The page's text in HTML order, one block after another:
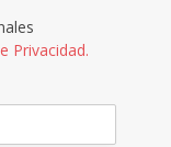
Privacidad.